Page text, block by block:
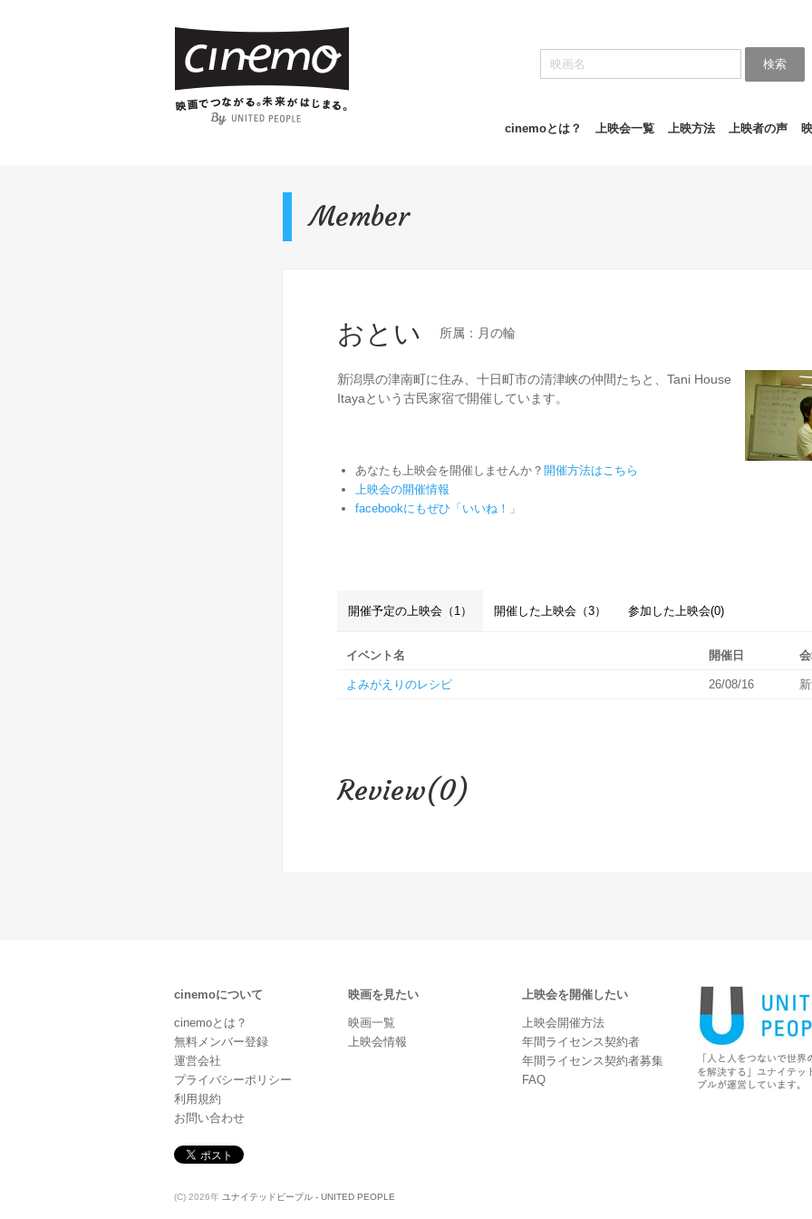
検索
cinemoとは？ 上映会一覧 上映方法 上映者の声
Member
おとい 所属：月の輪
新潟県の津南町に住み、十日町市の清津峡の仲間たちと、Tani House
Itayaという古民家宿で開催しています。
あなたも上映会を開催しませんか？ 開催方法はこちら
上映会の開催情報
facebookにもぜひ「いいね！」
開催予定の上映会（1） 開催した上映会（3） 参加した上映会(0)
イベント名 開催日
よみがえりのレシピ 26/08/16
Review(0)
cinemoについて
cinemoとは？
無料メンバー登録
運営会社
プライバシーポリシー
利用規約
お問い合わせ
映画を見たい
映画一覧
上映会情報
上映会を開催したい
上映会開催方法
年間ライセンス契約者
年間ライセンス契約者募集
FAQ
(C) 2026年 ユナイテッドピープル - UNITED PEOPLE